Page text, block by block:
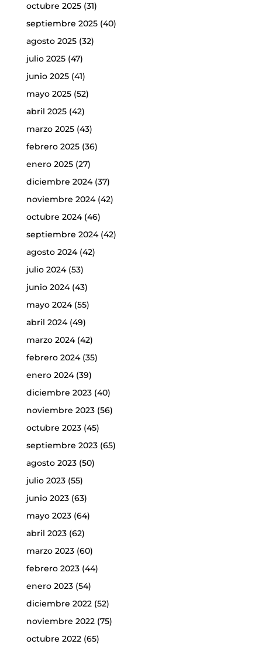
octubre 2025(31)
septiembre 2025(40)
agosto 2025(32)
julio 2025(47)
junio 2025(41)
mayo 2025(52)
abril 2025(42)
marzo 2025(43)
febrero 2025(36)
enero 2025(27)
diciembre 2024(37)
noviembre 2024(42)
octubre 2024(46)
septiembre 2024(42)
agosto 2024(42)
julio 2024(53)
junio 2024(43)
mayo 2024(55)
abril 2024(49)
marzo 2024(42)
febrero 2024(35)
enero 2024(39)
diciembre 2023(40)
noviembre 2023(56)
octubre 2023(45)
septiembre 2023(65)
agosto 2023(50)
julio 2023(55)
junio 2023(63)
mayo 2023(64)
abril 2023(62)
marzo 2023(60)
febrero 2023(44)
enero 2023(54)
diciembre 2022(52)
noviembre 2022(75)
octubre 2022(65)